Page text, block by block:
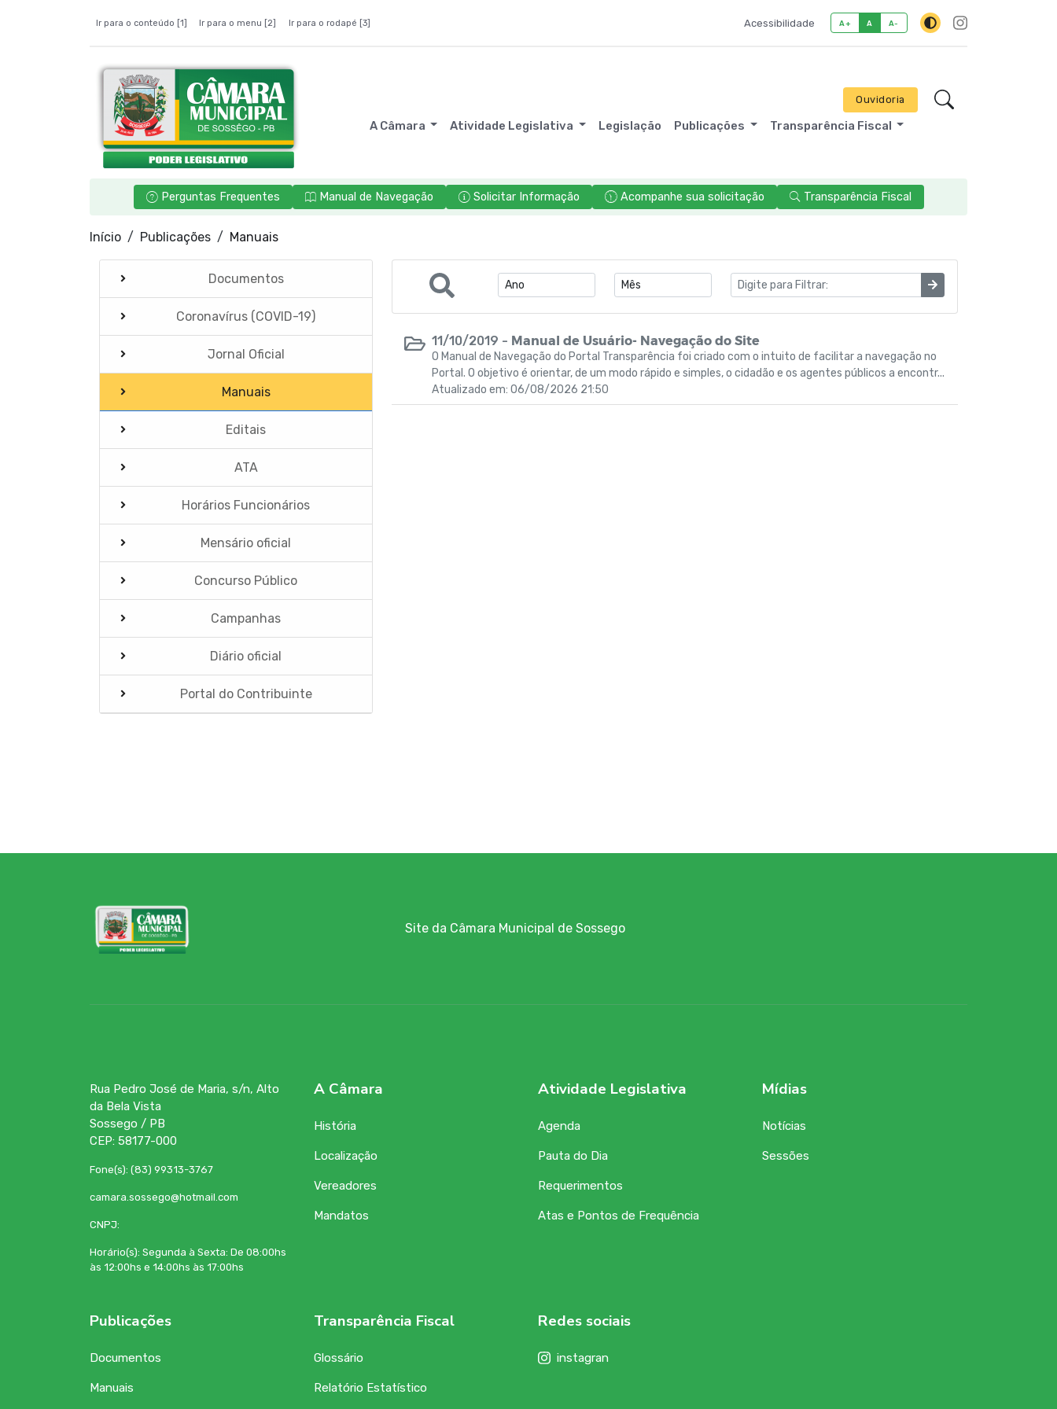
Ir para o conteúdo [1] Ir para o menu [2] Ir para o rodapé [3] Acessibilidade A+ A A-
A Câmara Atividade Legislativa Legislação Publicações Transparência Fiscal
Ouvidoria
Perguntas Frequentes Manual de Navegação Solicitar Informação Acompanhe sua solicitação Transparência Fiscal
Início Publicações Manuais
Documentos
Coronavírus (COVID-19)
Jornal Oficial
Manuais
Editais
ATA
Horários Funcionários
Mensário oficial
Concurso Público
Campanhas
Diário oficial
Portal do Contribuinte
11/10/2019 - Manual de Usuário- Navegação do Site
O Manual de Navegação do Portal Transparência foi criado com o intuito de facilitar a navegação no
Portal. O objetivo é orientar, de um modo rápido e simples, o cidadão e os agentes públicos a encontr...
Atualizado em: 06/08/2026 21:50
Site da Câmara Municipal de Sossego
Rua Pedro José de Maria, s/n, Alto
da Bela Vista
Sossego / PB
CEP: 58177-000
Fone(s): (83) 99313-3767
camara.sossego@hotmail.com
CNPJ:
Horário(s): Segunda à Sexta: De 08:00hs
às 12:00hs e 14:00hs às 17:00hs
A Câmara
História
Localização
Vereadores
Mandatos
Atividade Legislativa
Agenda
Pauta do Dia
Requerimentos
Atas e Pontos de Frequência
Mídias
Notícias
Sessões
Publicações
Documentos
Manuais
Transparência Fiscal
Glossário
Relatório Estatístico
Redes sociais
instagran